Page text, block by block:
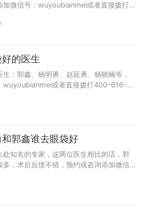
加微信号：wuyoubianmei或者直接拨打
的医生
：郭鑫、杨明勇、赵延勇、杨晓楠等，
wuyoubianmei或者直接拨打400-616-
郭鑫谁去眼袋好
处知名的专家，这两位医生相比的话，郭
，术后反馈不错，预约或咨询添加微信